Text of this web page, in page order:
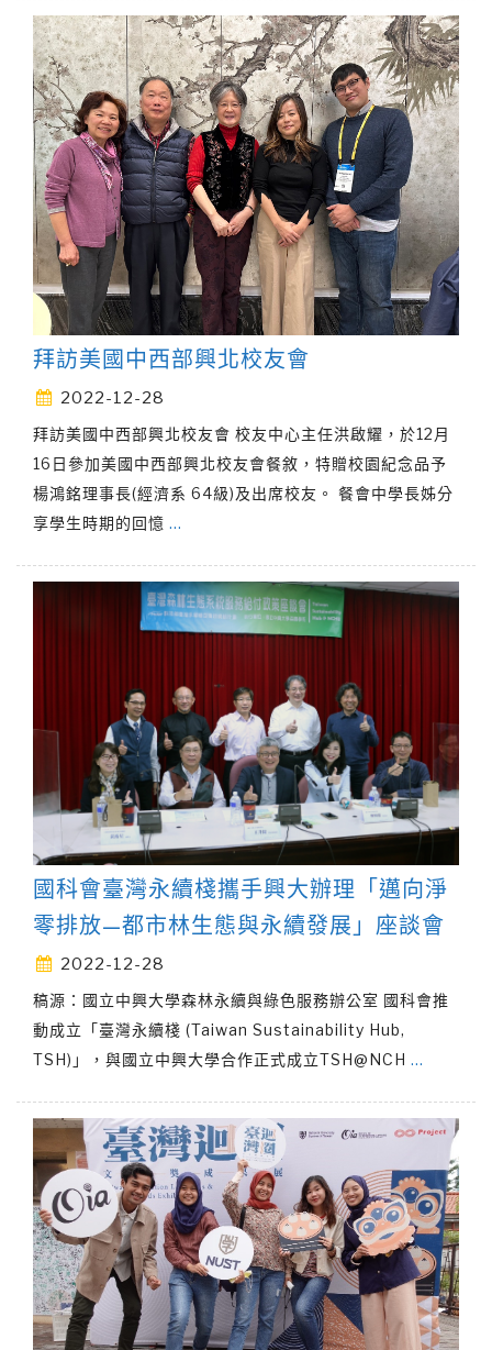
拜訪美國中西部興北校友會
2022-12-28
拜訪美國中西部興北校友會 校友中心主任洪啟耀，於12月
16日參加美國中西部興北校友會餐敘，特贈校園紀念品予
楊鴻銘理事長(經濟系 64級)及出席校友。 餐會中學長姊分
享學生時期的回憶 …
國科會臺灣永續棧攜手興大辦理「邁向淨
零排放—都市林生態與永續發展」座談會
2022-12-28
稿源：國立中興大學森林永續與綠色服務辦公室 國科會推
動成立「臺灣永續棧 (Taiwan Sustainability Hub,
TSH)」，與國立中興大學合作正式成立TSH@NCH …